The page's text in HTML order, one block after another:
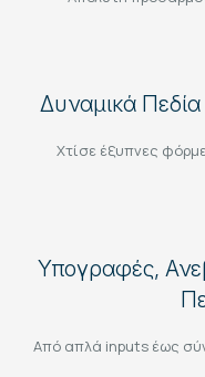
Δυναμικά
Χτίσε έξυπνες
Υπογραφές,
Από απλά inputs έως